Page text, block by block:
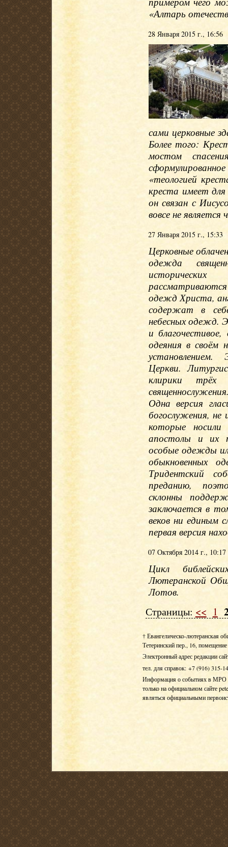
«Алтарь
28 Января 2015 г., 16:56
сами церковные
Более того:
мостом
«теологией
креста имеет
он связан с
вовсе не
27 Января 2015 г., 15:33
Церковные
одежда
одежд Христа,
содержат в
небесных одежд.
и
одеяния в своём
Церкви.
клирики трёх
Одна версия
богослужения, не
которые
апостолы и их
особые одежды
обыкновенных
Тридентский
преданию,
склонны
заключается в
веков ни единым
первая версия
07 Октября 2014 г., 10:17
Цикл
Лютеранской
Лотов.
Страницы: << 1
† Евангелическо-лютеранская
Тетеринский пер., 16,
Электронный адрес редакции
тел. для справок: +7 (916) 315-
Информация о событиях в МРО
только на официальном сайте
являться официальными